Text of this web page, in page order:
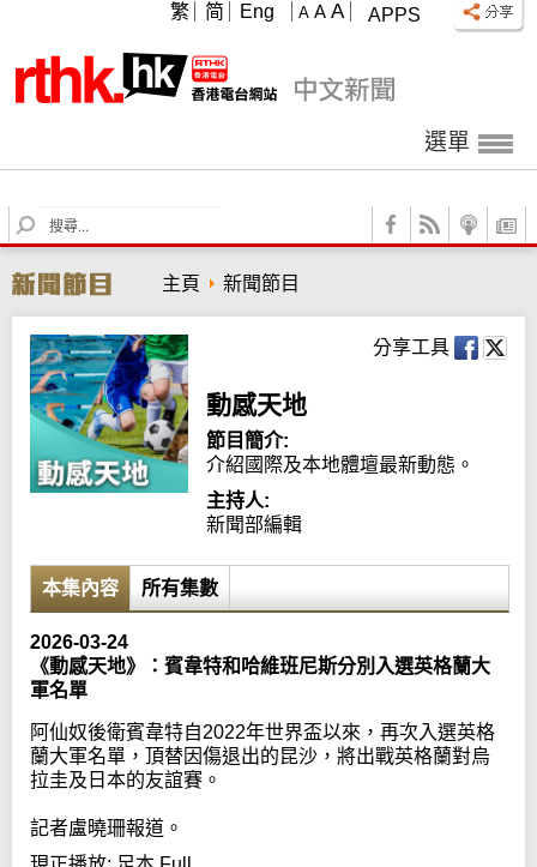
APPS
A A A
繁 简 Eng
選單
S
e
r
c
h
主頁 新聞節目
分享工具
動感天地
節目簡介:
介紹國際及本地體壇最新動態。
主持人:
新聞部編輯
本集內容 所有集數
2026-03-24
《動感天地》：賓韋特和哈維班尼斯分別入選英格蘭大
軍名單
阿仙奴後衛賓韋特自2022年世界盃以來，再次入選英格
蘭大軍名單，頂替因傷退出的昆沙，將出戰英格蘭對烏
拉圭及日本的友誼賽。
記者盧曉珊報道。